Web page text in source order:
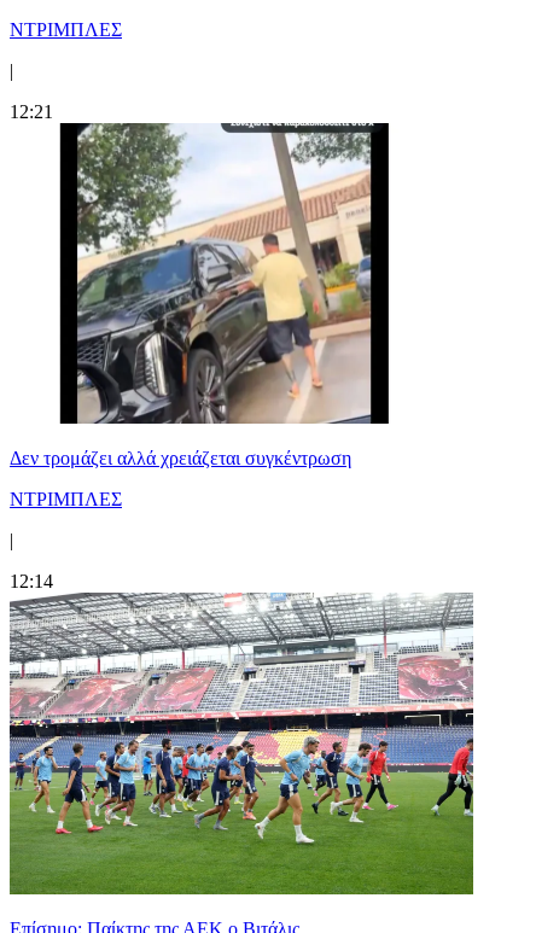
ΝΤΡΙΜΠΛΕΣ
|
12:21
Δεν τρομάζει αλλά χρειάζεται συγκέντρωση
ΝΤΡΙΜΠΛΕΣ
|
12:14
Επίσημο: Παίκτης της ΑΕΚ ο Βιτάλις